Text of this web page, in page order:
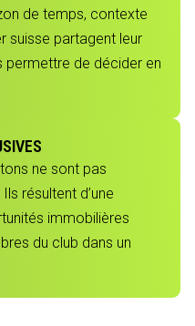
de temps, contexte
suisse partagent leur
permettre de décider en
ne sont pas
résultent d’une
immobilières
du club dans un